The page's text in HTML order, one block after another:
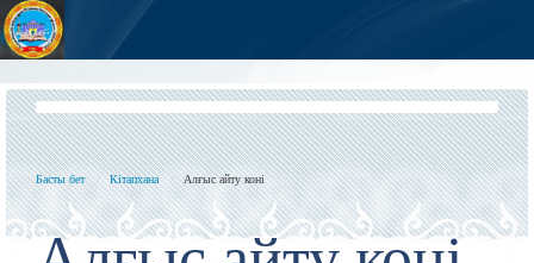
Басты бет Кітапхана Алғыс айту коні